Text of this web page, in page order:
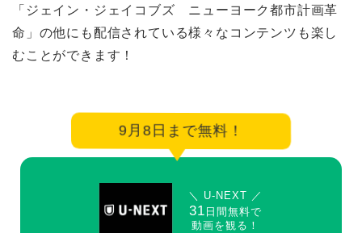
「ジェイン・ジェイコブズ ニューヨーク都市計画革
命」の他にも配信されている様々なコンテンツも楽し
むことができます！
9月8日まで無料！
＼ U-NEXT ／
31 日間無料で
動画を観る！